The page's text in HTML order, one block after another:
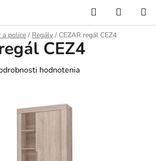
Hľadať
KOŠÍK
a police / Regály / CEZAR regál CEZ4
CEZ4
hodnotenia